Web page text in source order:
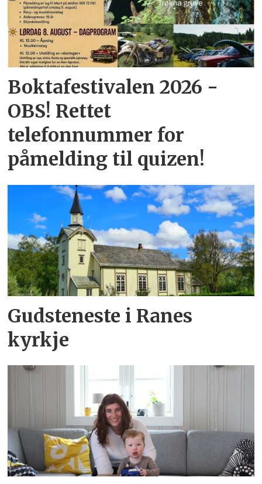
Boktafestivalen 2026 -
OBS! Rettet
telefonnummer for
påmelding til quizen!
Gudsteneste i Ranes
kyrkje